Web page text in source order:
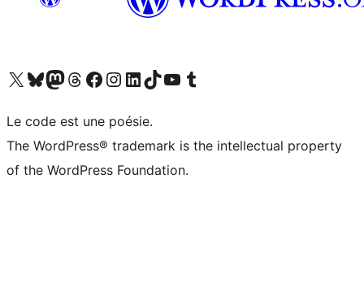
Visit our X (formerly Twitter) account
Visitez notre compte Bluesky
Visit our Mastodon account
Visitez notre compte Threads
Visit our Facebook page
Visit our Instagram account
Visit our LinkedIn account
Visitez notre compte TikTok
Visit our YouTube channel
Visitez notre compte Tumblr
Le code est une poésie.
The WordPress® trademark is the intellectual property
of the WordPress Foundation.